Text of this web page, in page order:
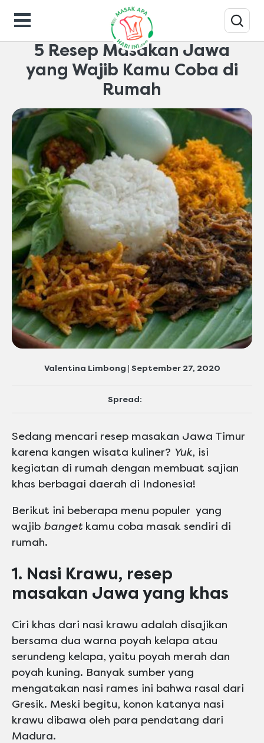
Inspirasi-dapur
5 Resep Masakan Jawa
yang Wajib Kamu Coba di
Rumah
Valentina Limbong | September 27, 2020
Spread:
Sedang mencari resep masakan Jawa Timur
karena kangen wisata kuliner? Yuk, isi
kegiatan di rumah dengan membuat sajian
khas berbagai daerah di Indonesia!
Berikut ini beberapa menu populer yang
wajib banget kamu coba masak sendiri di
rumah.
1. Nasi Krawu, resep
masakan Jawa yang khas
Ciri khas dari nasi krawu adalah disajikan
bersama dua warna poyah kelapa atau
serundeng kelapa, yaitu poyah merah dan
poyah kuning. Banyak sumber yang
mengatakan nasi rames ini bahwa rasal dari
Gresik. Meski begitu, konon katanya nasi
krawu dibawa oleh para pendatang dari
Madura.